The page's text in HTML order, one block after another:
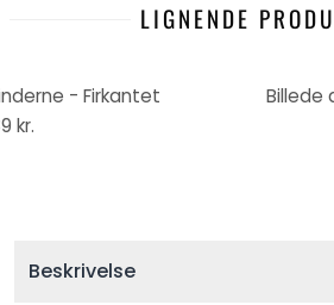
LIGNENDE
- Firkantet
kr.
Beskrivelse